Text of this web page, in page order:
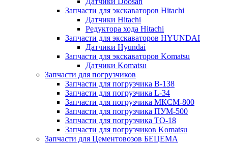
Запчасти для экскаваторов Hitachi
Датчики Hitachi
Редуктора хода Hitachi
Запчасти для экскаваторов HYUNDAI
Датчики Hyundai
Запчасти для экскаваторов Komatsu
Датчики Komatsu
Запчасти для погрузчиков
Запчасти для погрузчика B-138
Запчасти для погрузчика L-34
Запчасти для погрузчика МКСМ-800
Запчасти для погрузчика ПУМ-500
Запчасти для погрузчика ТО-18
Запчасти для погрузчиков Komatsu
Запчасти для Цементовозов БЕЦЕМА